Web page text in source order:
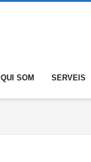
QUI SOM SERVEIS